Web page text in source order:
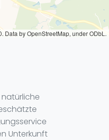
Data by OpenStreetMap, under ODbL.
Unterkunft